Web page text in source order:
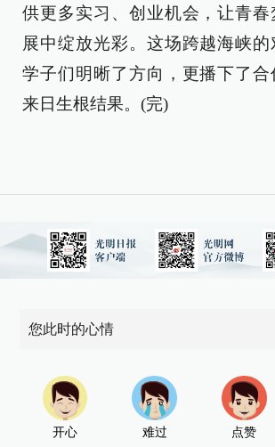
供更多实习、创业机会，让青
展中绽放光彩。这场跨越海峡
学子们明晰了方向，更播下了
来日生根结果。(完)
您此时的心情
开心 难过 点赞